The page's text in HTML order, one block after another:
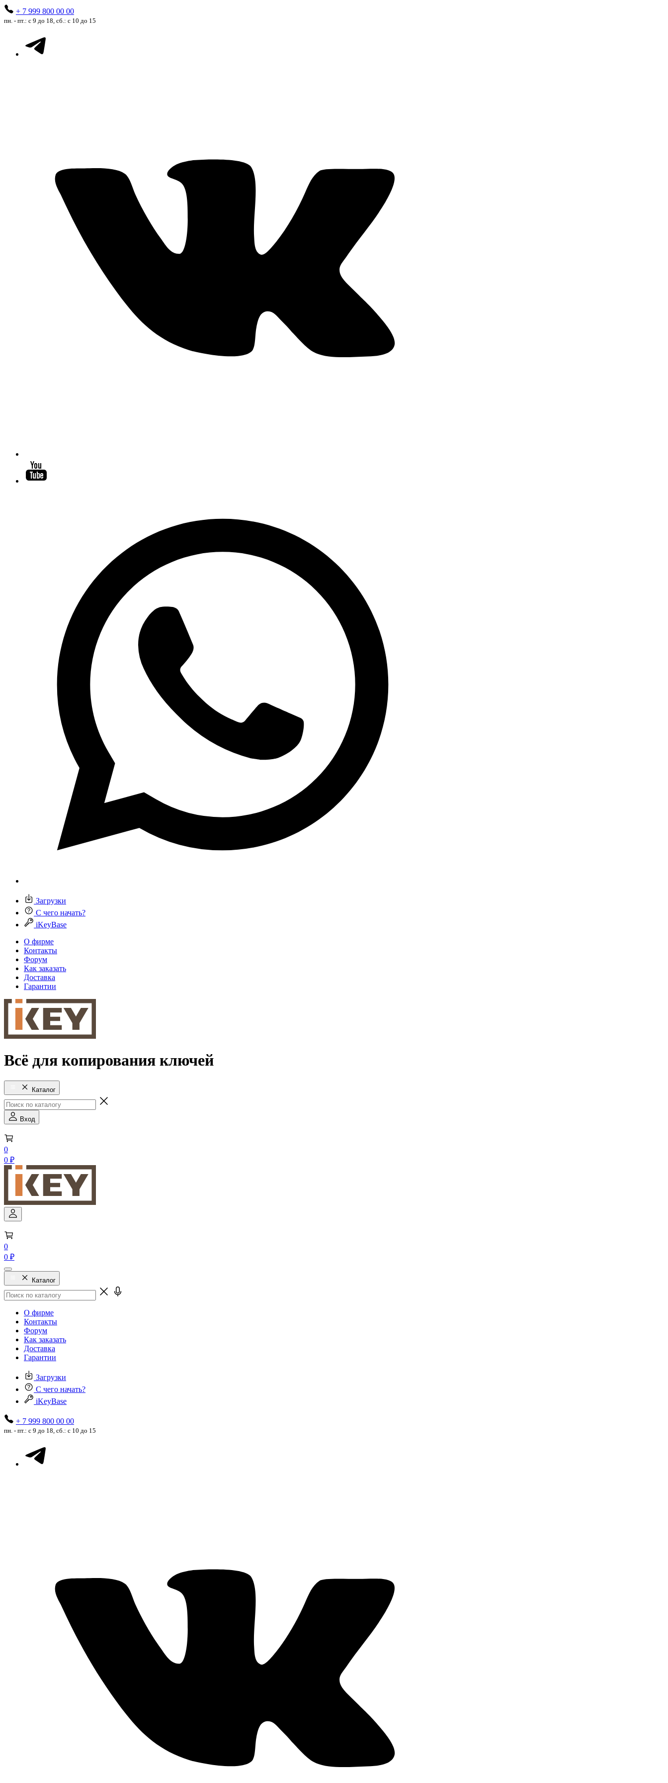
+ 7 999 800 00 00
пн. - пт.: с 9 до 18, сб.: с 10 до 15
Загрузки
С чего начать?
iKeyBase
О фирме
Контакты
Форум
Как заказать
Доставка
Гарантии
Всё для копирования ключей
Каталог
Вход
0
0 ₽
0
0 ₽
Каталог
О фирме
Контакты
Форум
Как заказать
Доставка
Гарантии
Загрузки
С чего начать?
iKeyBase
+ 7 999 800 00 00
пн. - пт.: с 9 до 18, сб.: с 10 до 15